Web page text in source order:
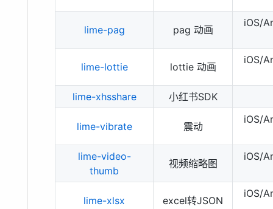
lime-pag pag 动画
iOS/
lime-lottie lottie 动画
iOS/
lime-xhsshare 小红书SDK
lime-vibrate 震动
iOS/
lime-video-
thumb
视频缩略图
iOS/
lime-xlsx excel转JSON
iOS/